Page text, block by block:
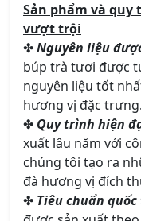
Sản phẩm và
vượt trội
✤Nguyên liệu
búp trà tươi được
nguyên liệu tốt
hương vị đặc trưng.
✤ Quy trình hiện
xuất lâu năm với
chúng tôi tạo ra
đà hương vị đích
✤ Tiêu chuẩn